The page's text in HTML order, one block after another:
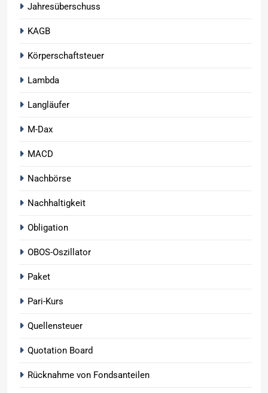
Jahresüberschuss
KAGB
Körperschaftsteuer
Lambda
Langläufer
M-Dax
MACD
Nachbörse
Nachhaltigkeit
Obligation
OBOS-Oszillator
Paket
Pari-Kurs
Quellensteuer
Quotation Board
Rücknahme von Fondsanteilen